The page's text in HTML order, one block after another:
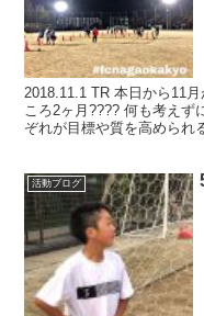
2018.11.1 TR 本日から11
ころ2ヶ月???? 何も考え
ぞれが目標や質を高められ
活動ブログ